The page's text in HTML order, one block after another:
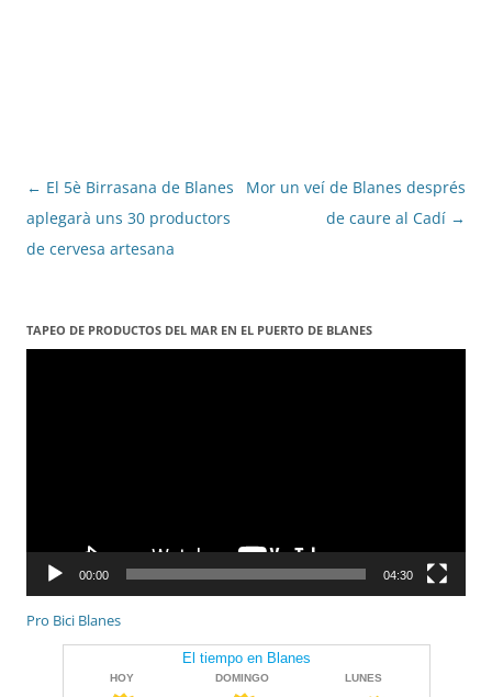
Navegació
per
les
← El 5è Birrasana de Blanes
aplegarà uns 30 productors
de cervesa artesana
Mor un veí de Blanes després
de caure al Cadí →
TAPEO DE PRODUCTOS DEL MAR EN EL PUERTO DE BLANES
Reproductor
00:00 04:30
Pro Bici Blanes